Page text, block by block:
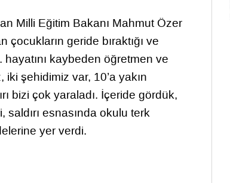
Milli Eğitim Bakanı Mahmut Özer
çocukların geride bıraktığı ve
kaybeden öğretmen ve
iki şehidimiz var, 10’a yakın
bizi çok yaraladı. İçeride gördük,
saldırı esnasında okulu terk
yer verdi.